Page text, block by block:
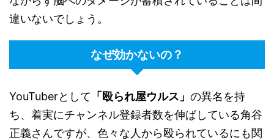
違いないでしょう。
なぜ効かないの？
YouTuberとして 「殴られ屋ウルス」 の異名を持
ち、着実にチャンネル登録者数を伸ばしている角谷
正義さんですが、色々な人から殴られているにも関